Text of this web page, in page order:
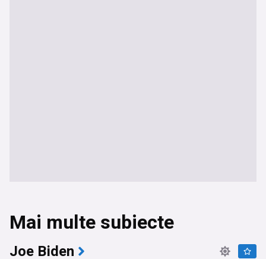
Mai multe subiecte
Joe Biden